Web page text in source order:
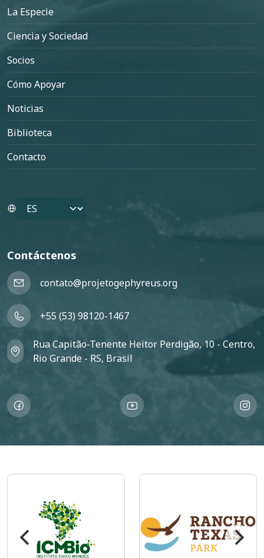
La Especie
Ciencia y Sociedad
Socios
Cómo Apoyar
Noticias
Biblioteca
Contacto
Select your language
Contáctenos
contato@projetogephyreus.org
+55 (53) 98120-1467
Rua Capitão-Tenente Heitor Perdigão, 10 - Centro,
Rio Grande - RS, Brasil
Imagem Imagem